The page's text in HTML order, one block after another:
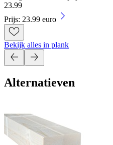
23.99
Prijs: 23.99 euro
Bekijk alles in plank
Alternatieven